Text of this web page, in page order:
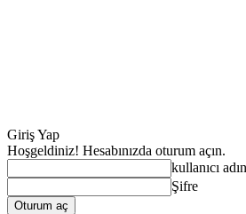
Giriş Yap
Hoşgeldiniz! Hesabınızda oturum açın.
kullanıcı
Şifre